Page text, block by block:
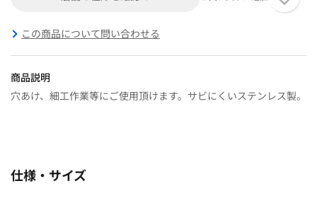
この商品について問い合わせる
商品説明
穴あけ、細工作業等にご使用頂けます。サビにくいステンレス製。
仕様・サイズ